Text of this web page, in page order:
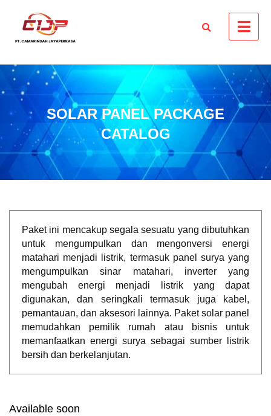
SOLAR PANEL PACKAGE
CATALOG
Paket ini mencakup segala sesuatu yang dibutuhkan
untuk mengumpulkan dan mengonversi energi
matahari menjadi listrik, termasuk panel surya yang
mengumpulkan sinar matahari, inverter yang
mengubah energi menjadi listrik yang dapat
digunakan, dan seringkali termasuk juga kabel,
pemantauan, dan aksesori lainnya. Paket solar panel
memudahkan pemilik rumah atau bisnis untuk
memanfaatkan energi surya sebagai sumber listrik
bersih dan berkelanjutan.
Available soon